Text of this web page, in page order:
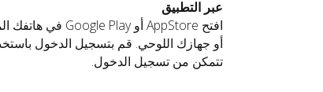
عبر التطبيق
تتمكن من تسجيل الدخول.